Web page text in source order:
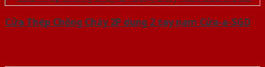
Cửa Thép Chống Cháy 2P dung 2 tay nam Cửa-a-SGD